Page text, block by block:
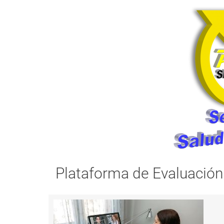
Plataforma de